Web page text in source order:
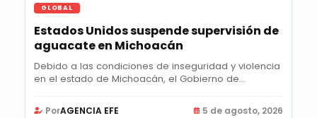
GLOBAL
Estados Unidos suspende supervisión de
aguacate en Michoacán
Debido a las condiciones de inseguridad y violencia
en el estado de Michoacán, el Gobierno de...
PorAGENCIA EFE 5 de agosto, 2026